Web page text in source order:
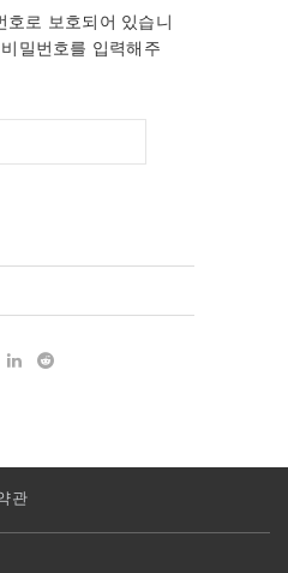
호로 보호되어 있습니
밀번호를 입력해주
관